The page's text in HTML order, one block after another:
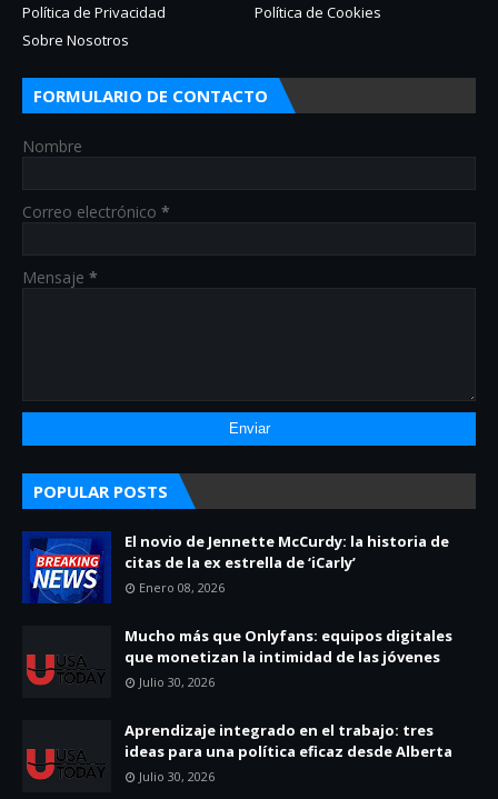
Política de Privacidad
Política de Cookies
Sobre Nosotros
FORMULARIO DE CONTACTO
Nombre
Correo electrónico *
Mensaje *
POPULAR POSTS
El novio de Jennette McCurdy: la historia de
citas de la ex estrella de ‘iCarly’
Enero 08, 2026
Mucho más que Onlyfans: equipos digitales
que monetizan la intimidad de las jóvenes
Julio 30, 2026
Aprendizaje integrado en el trabajo: tres
ideas para una política eficaz desde Alberta
Julio 30, 2026